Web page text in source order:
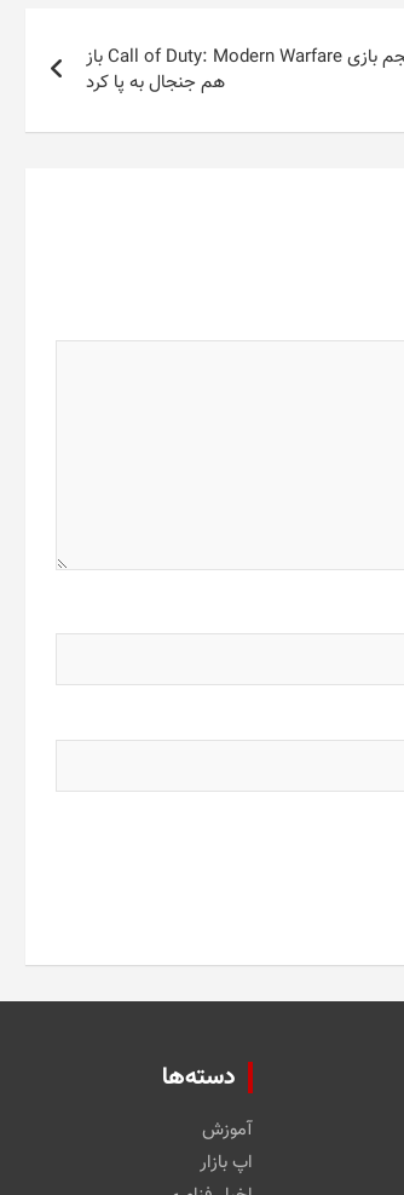
افزایش حجم بازی Call of Duty: Modern Warfare باز
هم جنجال به‌ پا کرد
دسته‌ها
آموزش
اپ بازار